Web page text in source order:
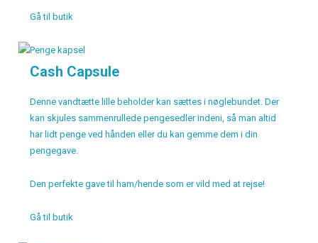
Gå til butik
Cash Capsule
Denne vandtætte lille beholder kan sættes i nøglebundet. Der
kan skjules sammenrullede pengesedler indeni, så man altid
har lidt penge ved hånden eller du kan gemme dem i din
pengegave.
Den perfekte gave til ham/hende som er vild med at rejse!
Gå til butik